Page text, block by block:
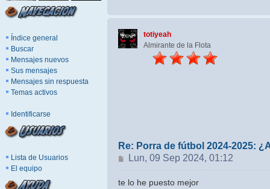
Índice general
Buscar
Mensajes nuevos
Sus mensajes
Mensajes sin respuesta
Temas activos
Identificarse
Lista de Usuarios
El equipo
totiyeah
Almirante de la Flota
Re: Porra de fútbol 2024-2025:
Mensaje
Lun, 09 Sep 2024, 01:12
te lo he puesto mejor